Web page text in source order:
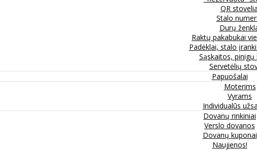
QR
Stalo
Durų
Raktų pakabukai
Padėklai, stalo
Sąskaitos, pinigų
Servetėlių
Papuošalai
Moterims
Vyrams
Individualūs
Dovanų rinkiniai
Verslo dovanos
Dovanų kuponai
Naujienos!